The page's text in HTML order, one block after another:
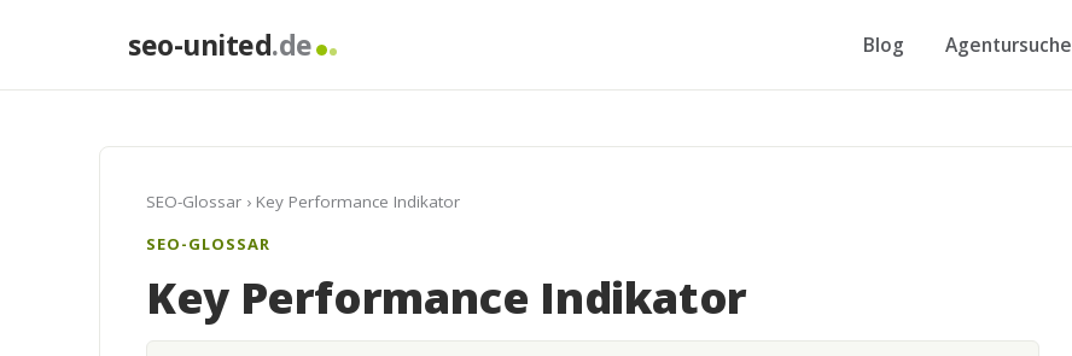
seo-united.de Blog Agentursuche
SEO-Glossar › Key Performance Indikator
SEO-GLOSSAR
Key Performance Indikator